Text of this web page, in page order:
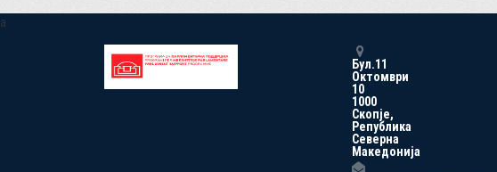
a
Бул.11
Октомври
10
1000
Скопје,
Република
Северна
Македонија